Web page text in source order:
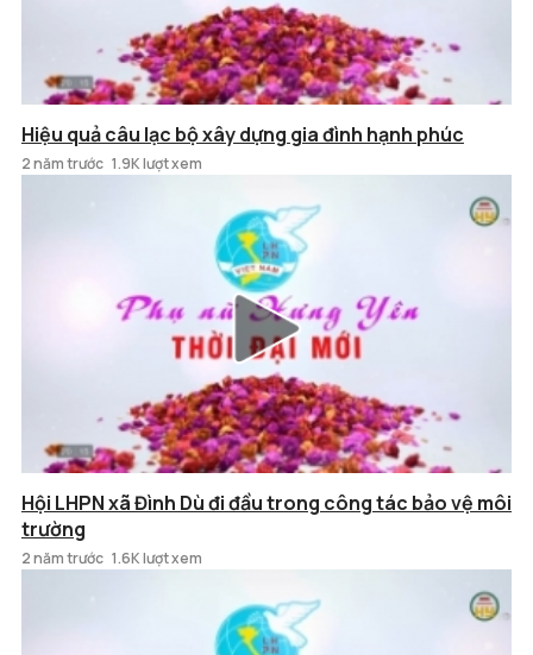
Hiệu quả câu lạc bộ xây dựng gia đình hạnh phúc
2 năm trước 1.9K lượt xem
Hội LHPN xã Đình Dù đi đầu trong công tác bảo vệ môi
trường
2 năm trước 1.6K lượt xem